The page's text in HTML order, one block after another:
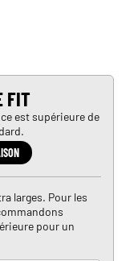
FIT
est supérieure de
larges. Pour les
pour un